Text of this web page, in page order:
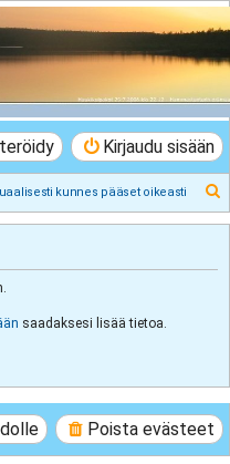
Kirjaudu sisään
kunnes pääset oikeasti
saadaksesi lisää tietoa.
Poista evästeet